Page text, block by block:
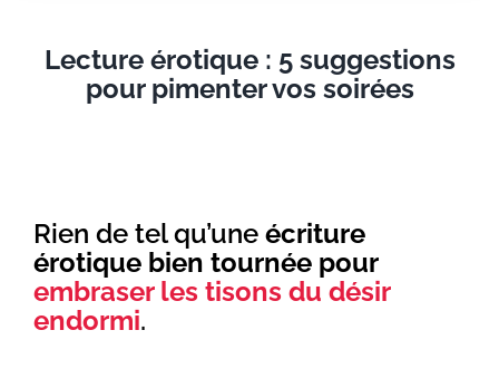
Lecture érotique : 5 suggestions
pour pimenter vos soirées
Rien de tel qu’une écriture
érotique bien tournée pour
embraser les tisons du désir
endormi.